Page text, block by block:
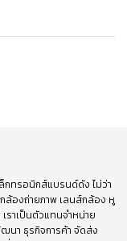
กทรอนิกส์แบรนด์ดัง ไม่ว่า
ล้องถ่ายภาพ เลนส์กล้อง หู
ราเป็นตัวแทนจำหน่าย
นา ธุรกิจการค้า จัดส่ง